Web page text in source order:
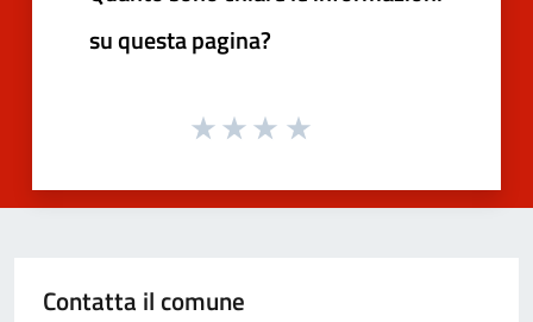
su questa pagina?
Contatta il comune